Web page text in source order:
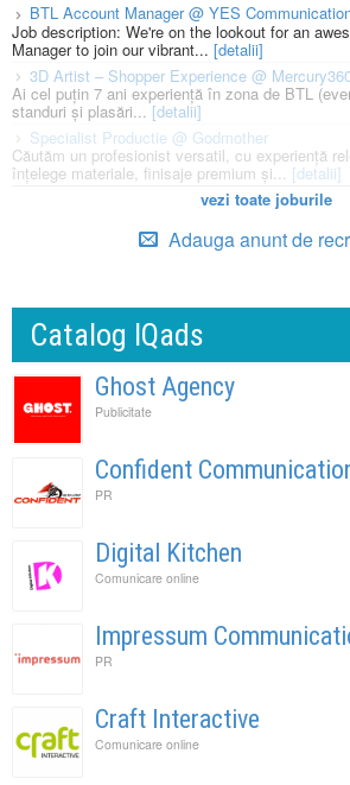
BTL Account Manager @ YES
Job description: We're on the lookout for an
Manager to join our vibrant... [detalii]
3D Artist – Shopper Experience @
Ai cel puțin 7 ani experiență în zona de BTL
standuri și plasări...[detalii]
Specialist Productie @ Godmother
Căutăm un profesionist versatil, cu experiență
înțelege materiale, finisaje premium și... [detalii]
vezi toate joburile
Adauga anunt de
Catalog IQads
Ghost Agency
Publicitate
Confident
PR
Digital Kitchen
Comunicare online
Impressum
PR
Craft Interactive
Comunicare online